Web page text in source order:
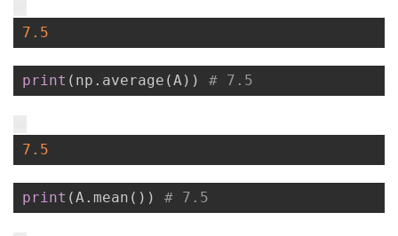
7.5
print ( np . average (A) ) # 7.5
7.5
print (A. mean ( ) ) # 7.5